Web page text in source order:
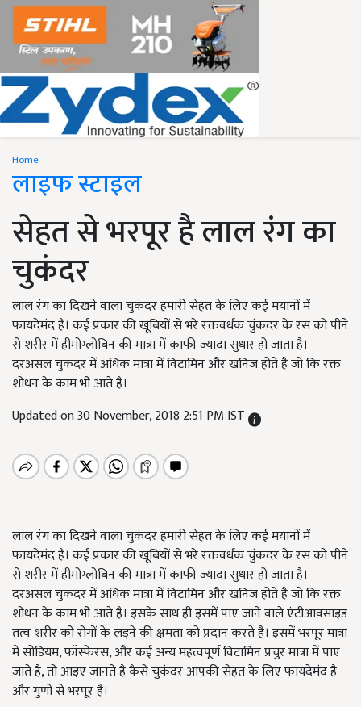
Home
लाइफ स्टाइल
सेहत से भरपूर है लाल रंग का
चुकंदर
लाल रंग का दिखने वाला चुकंदर हमारी सेहत के लिए कई मयानों में
फायदेमंद है। कई प्रकार की खूबियों से भरे रक्तवर्धक चुंकदर के रस को पीने
से शरीर में हीमोग्लोबिन की मात्रा में काफी ज्यादा सुधार हो जाता है।
दरअसल चुकंदर में अधिक मात्रा में विटामिन और खनिज होते है जो कि रक्त
शोधन के काम भी आते है।
Updated on 30 November, 2018 2:51 PM IST
लाल रंग का दिखने वाला चुकंदर हमारी सेहत के लिए कई मयानों में
फायदेमंद है। कई प्रकार की खूबियों से भरे रक्तवर्धक चुंकदर के रस को पीने
से शरीर में हीमोग्लोबिन की मात्रा में काफी ज्यादा सुधार हो जाता है।
दरअसल चुकंदर में अधिक मात्रा में विटामिन और खनिज होते है जो कि रक्त
शोधन के काम भी आते है। इसके साथ ही इसमें पाए जाने वाले एंटीआक्साइड
तत्व शरीर को रोगों के लड़ने की क्षमता को प्रदान करते है। इसमें भरपूर मात्रा
में सोडियम, फॉस्फेरस, और कई अन्य महत्वपूर्ण विटामिन प्रचुर मात्रा में पाए
जाते है, तो आइए जानते है कैसे चुकंदर आपकी सेहत के लिए फायदेमंद है
और गुणों से भरपूर है।